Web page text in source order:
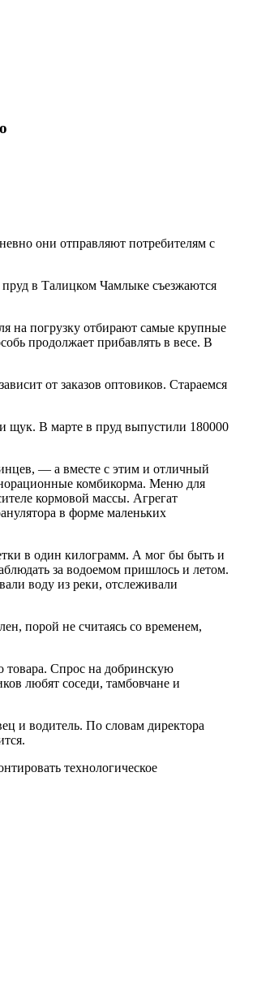
они отправляют потребителям с
в Талицком Чамлыке съезжаются
на погрузку отбирают самые крупные
продолжает прибавлять в весе. В
от заказов оптовиков. Стараемся
щук. В марте в пруд выпустили 180000
— а вместе с этим и отличный
комбикорма. Меню для
кормовой массы. Агрегат
в форме маленьких
в один килограмм. А мог бы быть и
за водоемом пришлось и летом.
воду из реки, отслеживали
порой не считаясь со временем,
товара. Спрос на добринскую
любят соседи, тамбовчане и
и водитель. По словам директора
технологическое